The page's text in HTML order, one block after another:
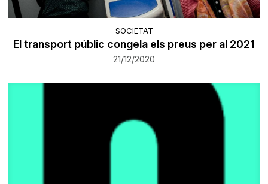
SOCIETAT
El transport públic congela els preus per al 2021
21/12/2020